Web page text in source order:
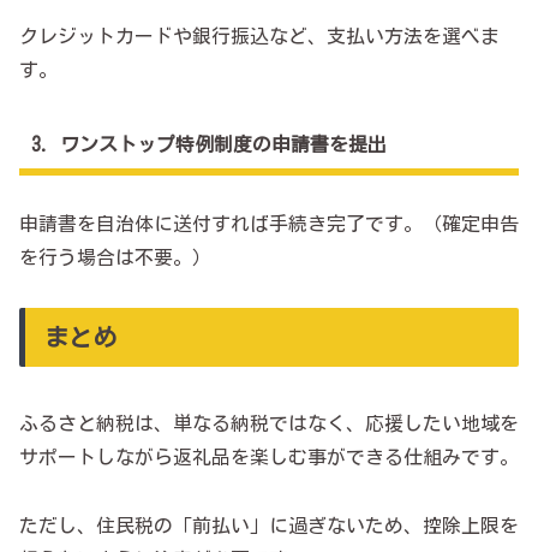
クレジットカードや銀行振込など、支払い方法を選べま
す。
3．ワンストップ特例制度の申請書を提出
申請書を自治体に送付すれば手続き完了です。（確定申告
を行う場合は不要。）
まとめ
ふるさと納税は、単なる納税ではなく、応援したい地域を
サポートしながら返礼品を楽しむ事ができる仕組みです。
ただし、住民税の「前払い」に過ぎないため、控除上限を